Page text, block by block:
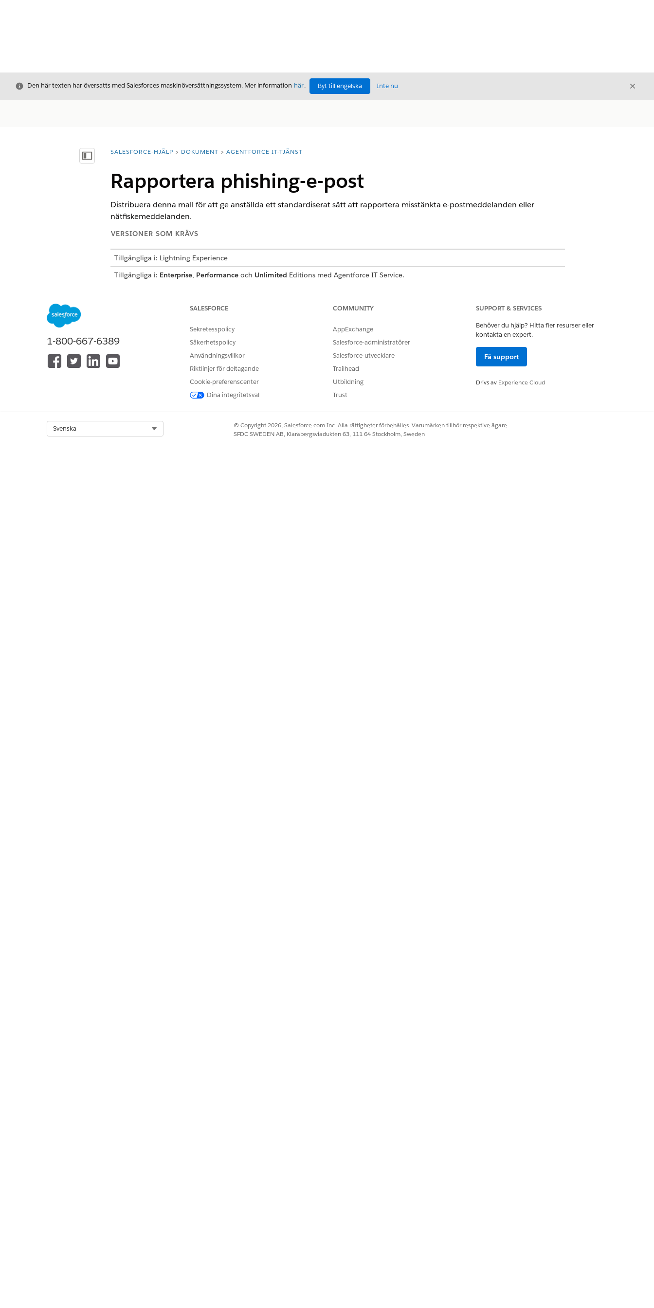
Stäng
Den här texten har översatts med Salesforces maskinöversättningssystem. Mer information här. Byt till engelska Inte nu Stäng
Visa innehållsförteckning
Du är här:
SALESFORCE-HJÄLP DOKUMENT AGENTFORCE IT-TJÄNST
Rapportera phishing-e-post
Distribuera denna mall för att ge anställda ett standardiserat sätt att rapportera misstänkta e-postmeddelanden eller
nätfiskemeddelanden.
VERSIONER SOM KRÄVS
Tillgängliga i: Lightning Experience
Tillgängliga i: Enterprise, Performanceoch Unlimited Editions med Agentforce IT Service.
uppfyllande. Gå igenom vad som inkluderas med mallen.
Intagningsformuläret för denna mall samlar in dessa detaljer från medarbetaren:
Avsändarens e-postadress: E-postadressen för avsändaren som skickade det misstänkta e-postmeddelandet.
Länk klickad: Bekräftelse av om användaren klickade på länkar eller bilagor i det misstänkta e-postmeddelandet.
Denna serviceprocess dirigerar begäran om manuellt uppfyllande till IT-teamet. Du kan bygga ett flöde i Flow Builder för att
inkludera egen logik, till exempel godkännanden av chefer eller automatiserat uppfyllande.
1-800-667-6389
SALESFORCE
Sekretesspolicy
Säkerhetspolicy
Användningsvillkor
Riktlinjer för deltagande
Cookie-preferenscenter
Dina integritetsval
COMMUNITY
AppExchange
Salesforce-administratörer
Salesforce-utvecklare
Trailhead
Utbildning
Trust
SUPPORT & SERVICES
Behöver du hjälp? Hitta fler resurser eller
kontakta en expert.
Få support
Drivs av Experience Cloud
Svenska
© Copyright 2026, Salesforce.com Inc. Alla rättigheter förbehålles. Varumärken tillhör respektive ägare.
SFDC SWEDEN AB, Klarabergsviadukten 63, 111 64 Stockholm, Sweden